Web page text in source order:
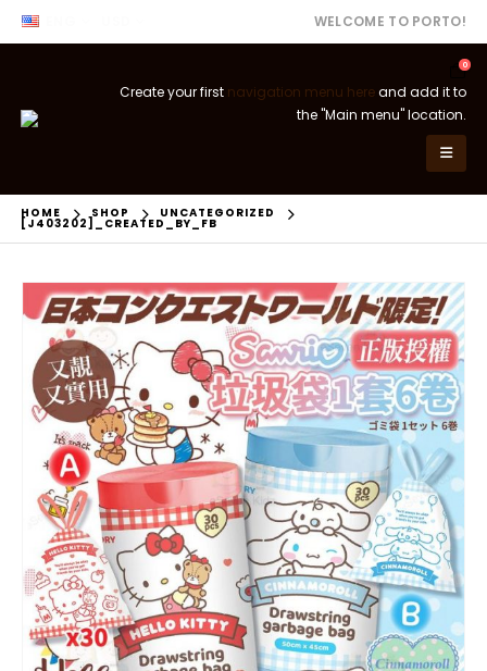
WELCOME TO PORTO!
0
Create your first navigation menu hereand add it to
the "Main menu" location.
HOME SHOP UNCATEGORIZED
[J403202]_CREATED_BY_FB